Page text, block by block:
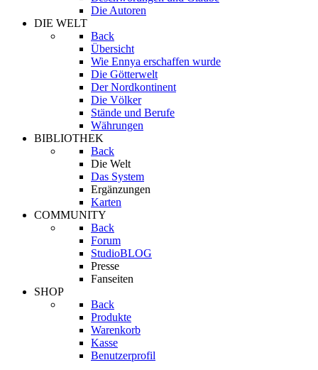
Die Autoren
DIE WELT
Back
Übersicht
Wie Ennya erschaffen wurde
Die Götterwelt
Der Nordkontinent
Die Völker
Stände und Berufe
Währungen
BIBLIOTHEK
Back
Die Welt
Das System
Ergänzungen
Karten
COMMUNITY
Back
Forum
StudioBLOG
Presse
Fanseiten
SHOP
Back
Produkte
Warenkorb
Kasse
Benutzerprofil